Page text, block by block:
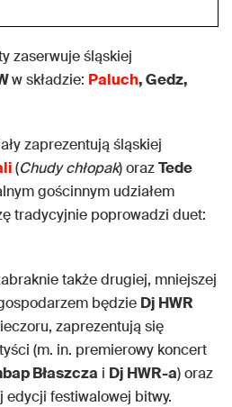
zaserwuje śląskiej
w składzie: Paluch, Gedz,
zaprezentują śląskiej
(Chudy chłopak) orazTede
gościnnym udziałem
tradycyjnie poprowadzi duet:
także drugiej, mniejszej
będzie Dj HWR
zaprezentują się
(m. in. premierowy koncert
Błaszcza i Dj HWR-a) oraz
edycji festiwalowej bitwy.